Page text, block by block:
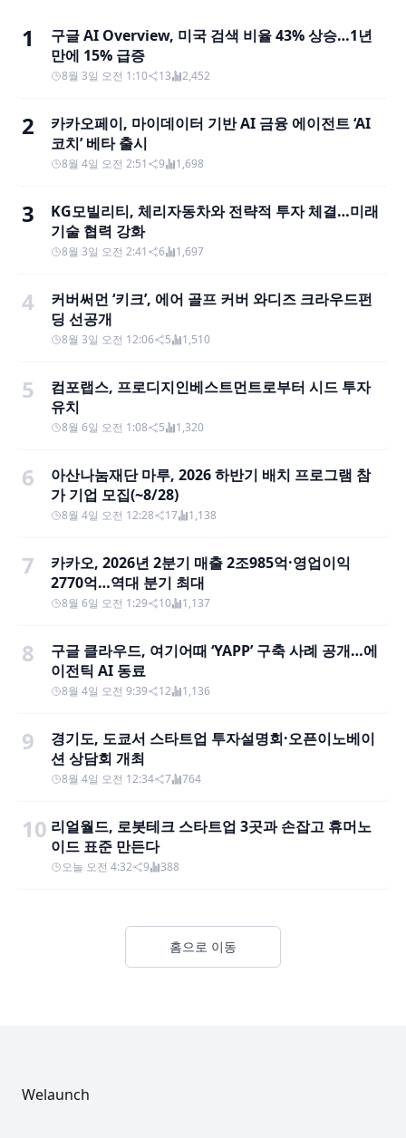
1
구글 AI Overview, 미국 검색 비율 43% 상승…1년
만에 15% 급증
8월 3일 오전 1:10 13 2,452
2
카카오페이, 마이데이터 기반 AI 금융 에이전트 ‘AI
코치’ 베타 출시
8월 4일 오전 2:51 9 1,698
3
KG모빌리티, 체리자동차와 전략적 투자 체결…미래
기술 협력 강화
8월 3일 오전 2:41 6 1,697
4
커버써먼 ‘키크’, 에어 골프 커버 와디즈 크라우드펀
딩 선공개
8월 3일 오전 12:06 5 1,510
5
컴포랩스, 프로디지인베스트먼트로부터 시드 투자
유치
8월 6일 오전 1:08 5 1,320
6
아산나눔재단 마루, 2026 하반기 배치 프로그램 참
가 기업 모집(~8/28)
8월 4일 오전 12:28 17 1,138
7
카카오, 2026년 2분기 매출 2조985억·영업이익
2770억…역대 분기 최대
8월 6일 오전 1:29 10 1,137
8
구글 클라우드, 여기어때 ‘YAPP’ 구축 사례 공개…에
이전틱 AI 동료
8월 4일 오전 9:39 12 1,136
9
경기도, 도쿄서 스타트업 투자설명회·오픈이노베이
션 상담회 개최
8월 4일 오전 12:34 7 764
10 리얼월드, 로봇테크 스타트업 3곳과 손잡고 휴머노
이드 표준 만든다
오늘 오전 4:32 9 388
홈으로 이동
Welaunch